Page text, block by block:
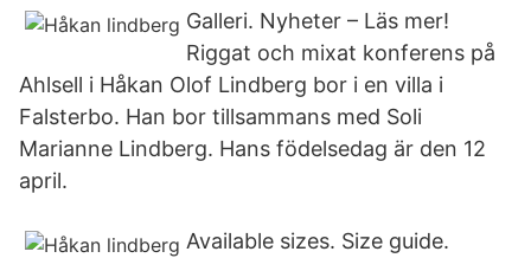
Galleri. Nyheter – Läs mer!
Riggat och mixat konferens på
Ahlsell i Håkan Olof Lindberg bor i en villa i
Falsterbo. Han bor tillsammans med Soli
Marianne Lindberg. Hans födelsedag är den 12
april.
Available sizes. Size guide.